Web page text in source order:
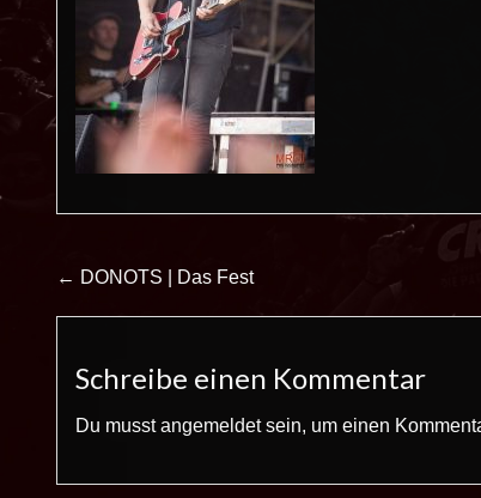
Beitrags-
Navigation
← DONOTS | Das Fest
Schreibe einen Kommentar
Du musstangemeldetsein, um einen